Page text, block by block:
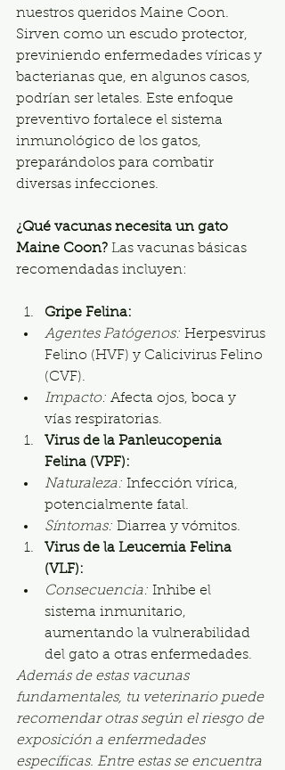
nuestros queridos Maine Coon.
Sirven como un escudo protector,
previniendo enfermedades víricas y
bacterianas que, en algunos casos,
podrían ser letales. Este enfoque
preventivo fortalece el sistema
inmunológico de los gatos,
preparándolos para combatir
diversas infecciones.
¿Qué vacunas necesita un gato
Maine Coon? Las vacunas básicas
recomendadas incluyen:
Gripe Felina:
Agentes Patógenos: Herpesvirus
Felino (HVF) y Calicivirus Felino
(CVF).
Impacto: Afecta ojos, boca y
vías respiratorias.
Virus de la Panleucopenia
Felina (VPF):
Naturaleza: Infección vírica,
potencialmente fatal.
Síntomas: Diarrea y vómitos.
Virus de la Leucemia Felina
(VLF):
Consecuencia: Inhibe el
sistema inmunitario,
aumentando la vulnerabilidad
del gato a otras enfermedades.
Además de estas vacunas
fundamentales, tu veterinario puede
recomendar otras según el riesgo de
exposición a enfermedades
específicas. Entre estas se encuentra